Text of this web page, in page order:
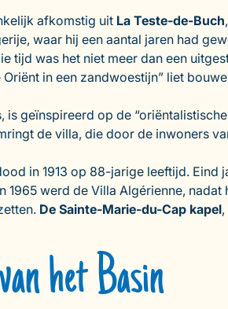
afkomstig uit La Teste-de-Buch
waar hij een aantal jaren had
tijd was het niet meer dan een
in een zandwoestijn” liet
geïnspireerd op de
de villa, die door de inwoners
in 1913 op 88-jarige leeftijd. Eind
werd de Villa Algérienne,
De Sainte-Marie-du-Cap kapel
het Basin